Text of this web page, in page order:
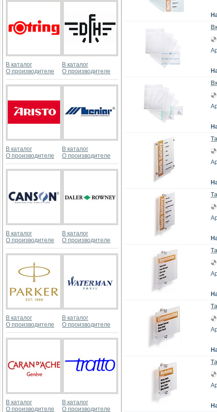
В каталог
О производителе
В каталог
О производителе
В каталог
О производителе
В каталог
О производителе
В каталог
О производителе
В каталог
О производителе
В каталог
О производителе
В каталог
О производителе
В каталог
О производителе
В каталог
О производителе